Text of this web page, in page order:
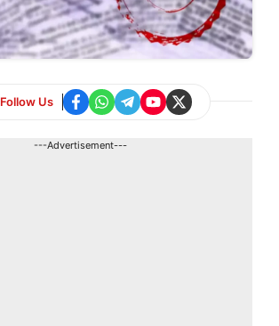
Follow Us
---Advertisement---